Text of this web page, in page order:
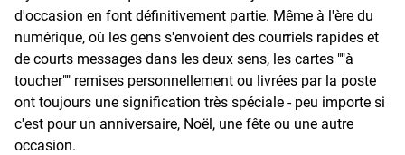
d'occasion en font définitivement partie. Même à l'ère du
numérique, où les gens s'envoient des courriels rapides et
de courts messages dans les deux sens, les cartes ""à
toucher"" remises personnellement ou livrées par la poste
ont toujours une signification très spéciale - peu importe si
c'est pour un anniversaire, Noël, une fête ou une autre
occasion.